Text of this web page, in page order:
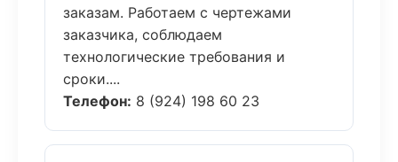
заказам. Работаем с чертежами
заказчика, соблюдаем
технологические требования и
сроки....
Телефон: 8 (924) 198 60 23